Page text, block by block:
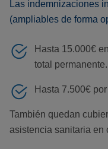
Las indemnizaciones
(ampliables de forma
Hasta 15.000€
total permanente.
Hasta 7.500€
También quedan
asistencia sanitaria en